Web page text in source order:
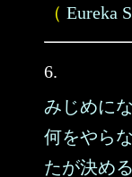
（ Eureka
6.
みじめに
何をやら
たが決め